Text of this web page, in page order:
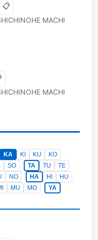
📋
MACHI
MACHI
KA KI KU
KO
SO TA TU
TE
NO HA HI
HU
MU MO
YA